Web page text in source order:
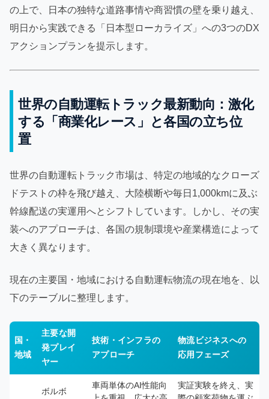
の上で、日本の独特な道路事情や商習慣の壁を乗り越え、
明日から実践できる「日本型ローカライズ」への3つのDX
アクションプランを提示します。
世界の自動運転トラック最新動向：激化
する「商業化レース」と各国の立ち位
置
世界の自動運転トラック市場は、特定の地域的なクローズ
ドテストの枠を飛び越え、大陸横断や毎日1,000kmに及ぶ
幹線配送の実運用へとシフトしています。しかし、その実
装へのアプローチは、各国の規制環境や産業構造によって
大きく異なります。
現在の主要国・地域における自動運転物流の現在地を、以
下のテーブルに整理します。
国・
地域
主要な開
発プレイ
ヤー
技術・インフラの
アプローチ
物流ビジネスへの
応用フェーズ
ボルボ
車両単体のAI性能向
実証実験を終え、実